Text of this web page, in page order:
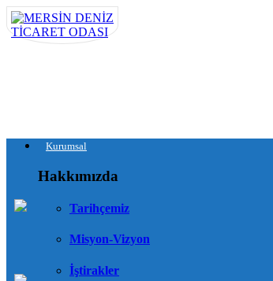
Kurumsal
Hakkımızda
Tarihçemiz
Misyon-Vizyon
İştirakler